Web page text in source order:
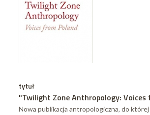
tytuł
"Twilight Zone Anthropology: Voices
Nowa publikacja antropologiczna, do